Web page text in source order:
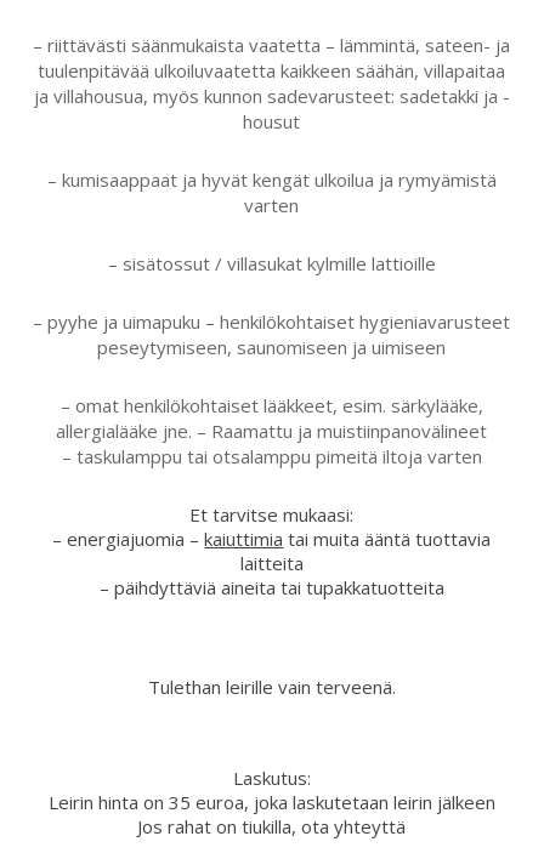
– riittävästi säänmukaista vaatetta – lämmintä, sateen- ja
tuulenpitävää ulkoiluvaatetta kaikkeen säähän, villapaitaa
ja villahousua, myös kunnon sadevarusteet: sadetakki ja -
housut
– kumisaappaat ja hyvät kengät ulkoilua ja rymyämistä
varten
– sisätossut / villasukat kylmille lattioille
– pyyhe ja uimapuku – henkilökohtaiset hygieniavarusteet
peseytymiseen, saunomiseen ja uimiseen
– omat henkilökohtaiset lääkkeet, esim. särkylääke,
allergialääke jne. – Raamattu ja muistiinpanovälineet
– taskulamppu tai otsalamppu pimeitä iltoja varten
Et tarvitse mukaasi:
– energiajuomia –kaiuttimia tai muita ääntä tuottavia
laitteita
– päihdyttäviä aineita tai tupakkatuotteita
Tulethan leirille vain terveenä.
Laskutus:
Leirin hinta on 35 euroa, joka laskutetaan leirin jälkeen
Jos rahat on tiukilla, ota yhteyttä